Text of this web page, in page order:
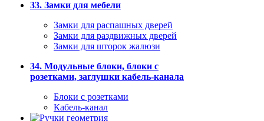
33. Замки для мебели
Замки для распашных дверей
Замки для раздвижных дверей
Замки для шторок жалюзи
34. Модульные блоки, блоки с
розетками, заглушки кабель-канала
Блоки с розетками
Кабель-канал